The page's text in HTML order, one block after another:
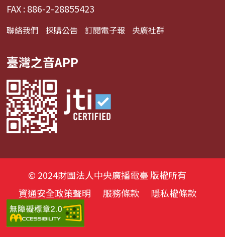
FAX : 886-2-28855423
聯絡我們 採購公告 訂閱電子報 央廣社群
臺灣之音APP
© 2024財團法人中央廣播電臺 版權所有
資通安全政策聲明
服務條款 隱私權條款